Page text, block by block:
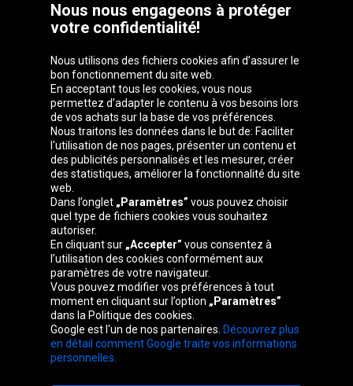
Groupe Oponeo
Česká
republika
Deutschland Éire España
France Italia Magyarország Nederland
Österreich Polska
Slovenská
republika
United
Kingdom
Nous nous engageons à protéger
votre confidentialité!
Nous utilisons des fichiers cookies afin d’assurer le
bon fonctionnement du site web.
En acceptant tous les cookies, vous nous
permettez d’adapter le contenu à vos besoins lors
de vos achats sur la base de vos préférences.
Nous traitons les données dans le but de: Faciliter
l'utilisation de nos pages, présenter un contenu et
des publicités personnalisés et les mesurer, créer
des statistiques, améliorer la fonctionnalité du site
web.
Dans l’onglet „Paramètres” vous pouvez choisir
quel type de fichiers cookies vous souhaitez
autoriser.
En cliquant sur „Accepter” vous consentez à
l’utilisation des cookies conformément aux
paramètres de votre navigateur.
Vous pouvez modifier vos préférences à tout
moment en cliquant sur l’option „Paramètres”
dans la Politique des cookies.
Google est l'un de nos partenaires. Découvrez plus
en détail comment Google traite vos informations
personnelles.